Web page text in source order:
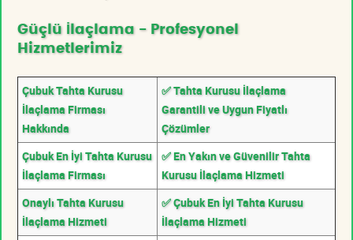
Güçlü İlaçlama - Profesyonel
Hizmetlerimiz
Çubuk Tahta Kurusu
İlaçlama Firması
Hakkında
✅ Tahta Kurusu İlaçlama
Garantili ve Uygun Fiyatlı
Çözümler
Çubuk En İyi Tahta Kurusu
İlaçlama Firması
✅ En Yakın ve Güvenilir Tahta
Kurusu İlaçlama Hizmeti
Onaylı Tahta Kurusu
İlaçlama Hizmeti
✅ Çubuk En İyi Tahta Kurusu
İlaçlama Hizmeti